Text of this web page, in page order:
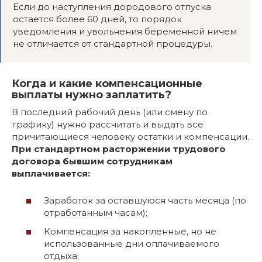
Если до наступления дородового отпуска
остается более 60 дней, то порядок
уведомления и увольнения беременной ничем
не отличается от стандартной процедуры.
Когда и какие компенсационные
выплаты нужно заплатить?
В последний рабочий день (или смену по
графику) нужно рассчитать и выдать все
причитающиеся человеку остатки и компенсации.
При стандартном расторжении трудового
договора бывшим сотрудникам
выплачивается:
Заработок за оставшуюся часть месяца (по
отработанным часам);
Компенсация за накопленные, но не
использованные дни оплачиваемого
отдыха;